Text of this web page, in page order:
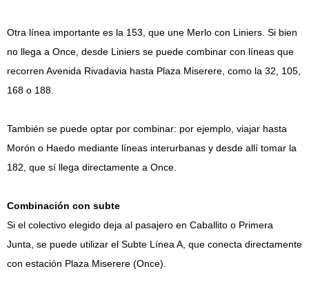
Otra línea importante es la 153, que une Merlo con Liniers. Si bien
no llega a Once, desde Liniers se puede combinar con líneas que
recorren Avenida Rivadavia hasta Plaza Miserere, como la 32, 105,
168 o 188.
También se puede optar por combinar: por ejemplo, viajar hasta
Morón o Haedo mediante líneas interurbanas y desde allí tomar la
182, que sí llega directamente a Once.
Combinación con subte
Si el colectivo elegido deja al pasajero en Caballito o Primera
Junta, se puede utilizar el Subte Línea A, que conecta directamente
con estación Plaza Miserere (Once).